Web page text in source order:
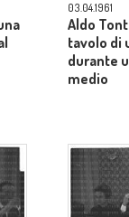
03.04.1961
Aldo
tavolo di
durante
medio